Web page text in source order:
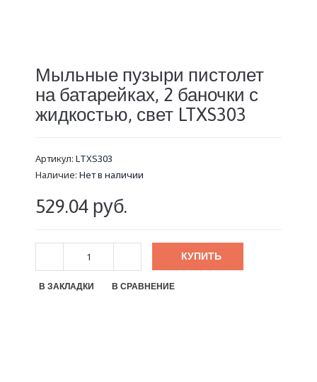
Мыльные пузыри пистолет
на батарейках, 2 баночки с
жидкостью, свет LTXS303
Артикул: LTXS303
Наличие: Нет в наличии
529.04 руб.
КУПИТЬ
В ЗАКЛАДКИ В СРАВНЕНИЕ